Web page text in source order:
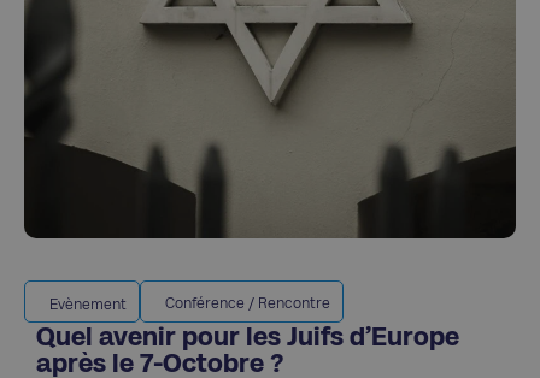
Evènement Conférence / Rencontre
Quel avenir pour les Juifs d’Europe
après le 7-Octobre ?